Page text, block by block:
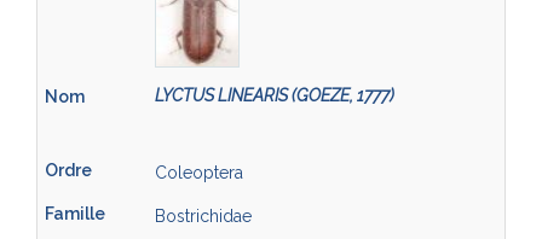
LYCTUS LINEARIS (GOEZE, 1777)
Coleoptera
Bostrichidae